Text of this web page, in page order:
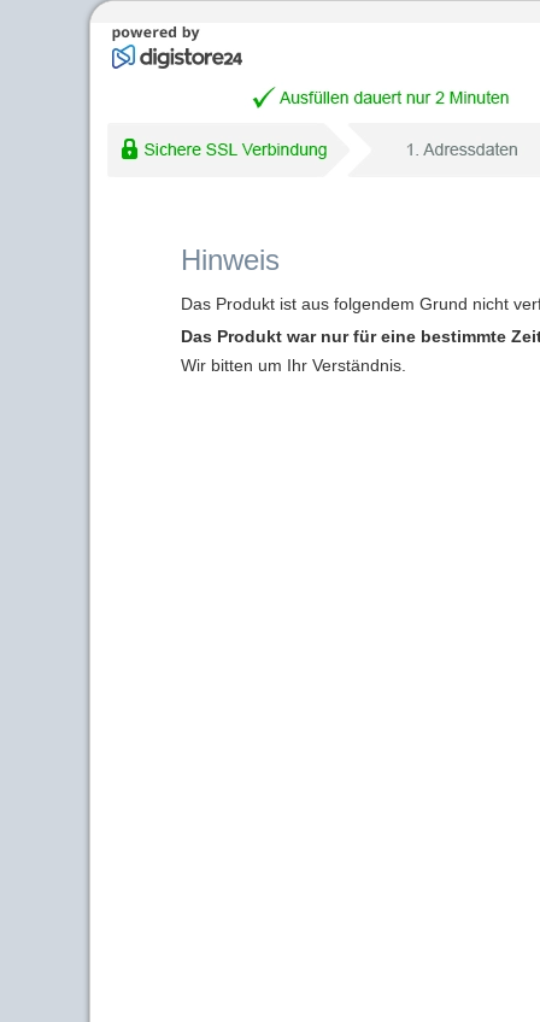
Hinweis
Das Produkt ist aus folgendem Grund nicht
Das Produkt war nur für eine bestimmte
Wir bitten um Ihr Verständnis.